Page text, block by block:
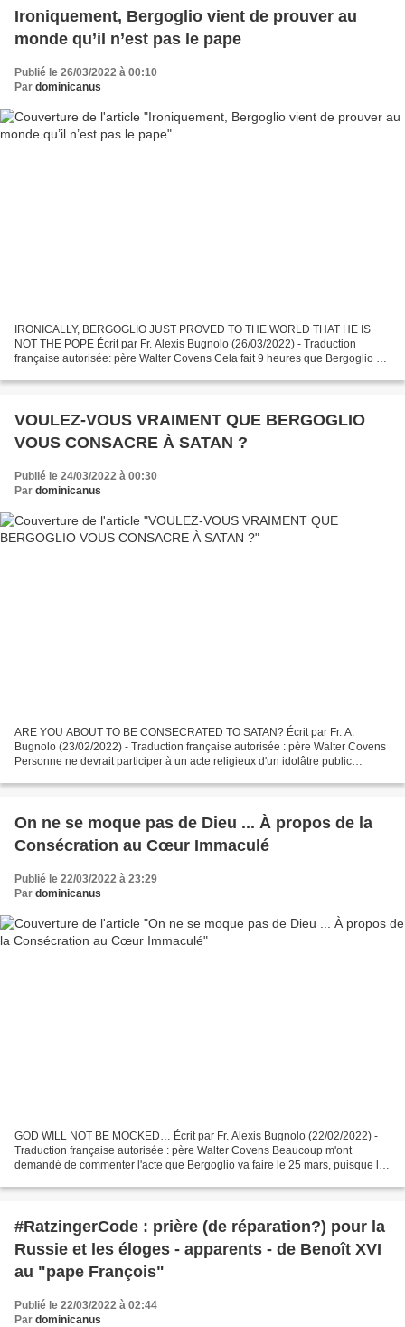
Ironiquement, Bergoglio vient de prouver au
monde qu’il n’est pas le pape
Publié le 26/03/2022 à 00:10
Par dominicanus
IRONICALLY, BERGOGLIO JUST PROVED TO THE WORLD THAT HE IS
NOT THE POPE Écrit par Fr. Alexis Bugnolo (26/03/2022) - Traduction
française autorisée: père Walter Covens Cela fait 9 heures que Bergoglio a
VOULEZ-VOUS VRAIMENT QUE BERGOGLIO
VOUS CONSACRE À SATAN ?
Publié le 24/03/2022 à 00:30
Par dominicanus
ARE YOU ABOUT TO BE CONSECRATED TO SATAN? Écrit par Fr. A.
Bugnolo (23/02/2022) - Traduction française autorisée : père Walter Covens
Personne ne devrait participer à un acte religieux d'un idolâtre public
On ne se moque pas de Dieu ... À propos de la
Consécration au Cœur Immaculé
Publié le 22/03/2022 à 23:29
Par dominicanus
GOD WILL NOT BE MOCKED… Écrit par Fr. Alexis Bugnolo (22/02/2022) -
Traduction française autorisée : père Walter Covens Beaucoup m'ont
demandé de commenter l'acte que Bergoglio va faire le 25 mars, puisque le
#RatzingerCode : prière (de réparation?) pour la
Russie et les éloges - apparents - de Benoît XVI
au "pape François"
Publié le 22/03/2022 à 02:44
Par dominicanus